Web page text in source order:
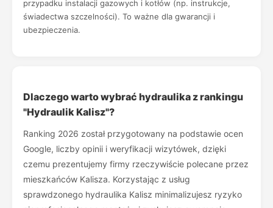
przypadku instalacji gazowych i kotłów (np. instrukcje,
świadectwa szczelności). To ważne dla gwarancji i
ubezpieczenia.
Dlaczego warto wybrać hydraulika z rankingu
"Hydraulik Kalisz"?
Ranking 2026 został przygotowany na podstawie ocen
Google, liczby opinii i weryfikacji wizytówek, dzięki
czemu prezentujemy firmy rzeczywiście polecane przez
mieszkańców Kalisza. Korzystając z usług
sprawdzonego hydraulika Kalisz minimalizujesz ryzyko